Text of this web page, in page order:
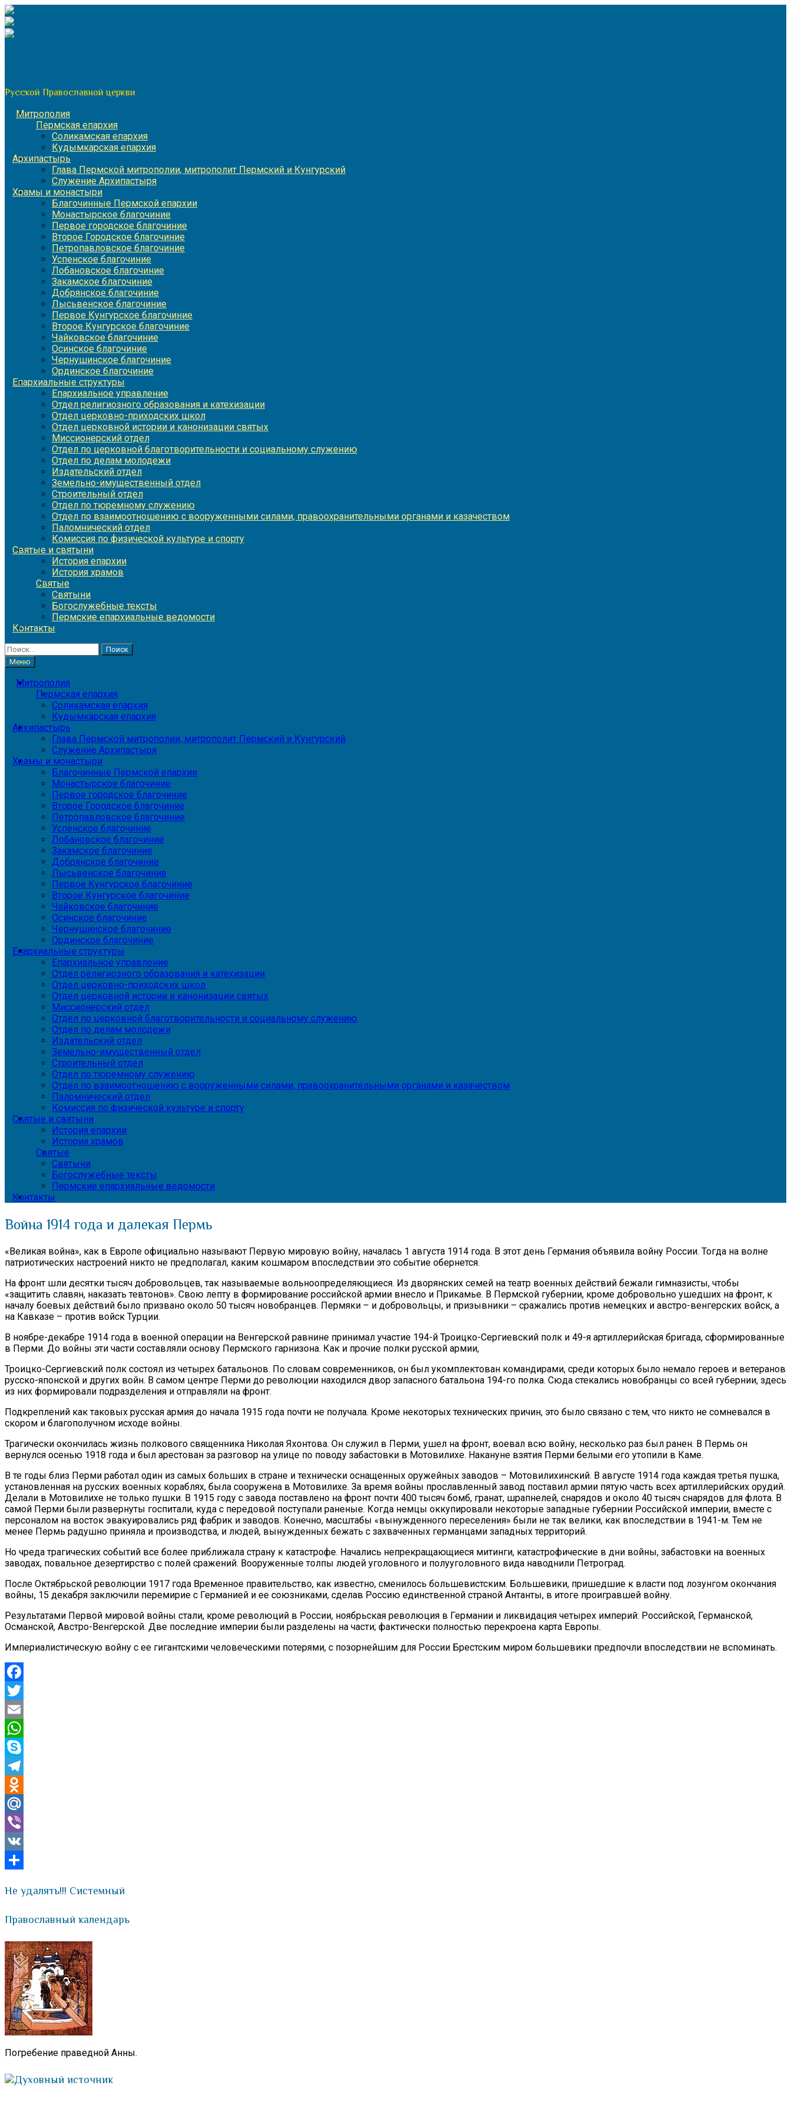
Перейти
к
содержимому
Русской Православной церкви
Митрополия
Пермская епархия
Соликамская епархия
Кудымкарская епархия
Архипастырь
Глава Пермской митрополии, митрополит Пермский и Кунгурский
Служение Архипастыря
Храмы и монастыри
Благочинные Пермской епархии
Монастырское благочиние
Первое городское благочиние
Второе Городское благочиние
Петропавловское благочиние
Успенское благочиние
Лобановское благочиние
Закамское благочиние
Добрянское благочиние
Лысьвенское благочиние
Первое Кунгурское благочиние
Второе Кунгурское благочиние
Чайковское благочиние
Осинское благочиние
Чернушинское благочиние
Ординское благочиние
Епархиальные структуры
Епархиальное управление
Отдел религиозного образования и катехизации
Отдел церковно-приходских школ
Отдел церковной истории и канонизации святых
Миссионерский отдел
Отдел по церковной благотворительности и социальному служению
Отдел по делам молодежи
Издательский отдел
Земельно-имущественный отдел
Строительный отдел
Отдел по тюремному служению
Отдел по взаимоотношению с вооруженными силами, правоохранительными органами и казачеством
Паломнический отдел
Комиссия по физической культуре и спорту
Святые и святыни
История епархии
История храмов
Святые
Святыни
Богослужебные тексты
Пермские епархиальные ведомости
Контакты
Найти:
Меню
Митрополия
Пермская епархия
Соликамская епархия
Кудымкарская епархия
Архипастырь
Глава Пермской митрополии, митрополит Пермский и Кунгурский
Служение Архипастыря
Храмы и монастыри
Благочинные Пермской епархии
Монастырское благочиние
Первое городское благочиние
Второе Городское благочиние
Петропавловское благочиние
Успенское благочиние
Лобановское благочиние
Закамское благочиние
Добрянское благочиние
Лысьвенское благочиние
Первое Кунгурское благочиние
Второе Кунгурское благочиние
Чайковское благочиние
Осинское благочиние
Чернушинское благочиние
Ординское благочиние
Епархиальные структуры
Епархиальное управление
Отдел религиозного образования и катехизации
Отдел церковно-приходских школ
Отдел церковной истории и канонизации святых
Миссионерский отдел
Отдел по церковной благотворительности и социальному служению
Отдел по делам молодежи
Издательский отдел
Земельно-имущественный отдел
Строительный отдел
Отдел по тюремному служению
Отдел по взаимоотношению с вооруженными силами, правоохранительными органами и казачеством
Паломнический отдел
Комиссия по физической культуре и спорту
Святые и святыни
История епархии
История храмов
Святые
Святыни
Богослужебные тексты
Пермские епархиальные ведомости
Контакты
Война 1914 года и далекая Пермь
«Великая война», как в Европе официально называют Первую мировую войну, началась 1 августа 1914 года. В этот день Германия объявила войну России. Тогда на волне
патриотических настроений никто не предполагал, каким кошмаром впоследствии это событие обернется.
На фронт шли десятки тысяч добровольцев, так называемые вольноопределяющиеся. Из дворянских семей на театр военных действий бежали гимназисты, чтобы
«защитить славян, наказать тевтонов». Свою лепту в формирование российской армии внесло и Прикамье. В Пермской губернии, кроме добровольно ушедших на фронт, к
началу боевых действий было призвано около 50 тысяч новобранцев. Пермяки – и добровольцы, и призывники – сражались против немецких и австро-венгерских войск, а
на Кавказе – против войск Турции.
В ноябре-декабре 1914 года в военной операции на Венгерской равнине принимал участие 194-й Троицко-Сергиевский полк и 49-я артиллерийская бригада, сформированные
в Перми. До войны эти части составляли основу Пермского гарнизона. Как и прочие полки русской армии,
Троицко-Сергиевский полк состоял из четырех батальонов. По словам современников, он был укомплектован командирами, среди которых было немало героев и ветеранов
русско-японской и других войн. В самом центре Перми до революции находился двор запасного батальона 194-го полка. Сюда стекались новобранцы со всей губернии, здесь
из них формировали подразделения и отправляли на фронт.
Подкреплений как таковых русская армия до начала 1915 года почти не получала. Кроме некоторых технических причин, это было связано с тем, что никто не сомневался в
скором и благополучном исходе войны.
Трагически окончилась жизнь полкового священника Николая Яхонтова. Он служил в Перми, ушел на фронт, воевал всю войну, несколько раз был ранен. В Пермь он
вернулся осенью 1918 года и был арестован за разговор на улице по поводу забастовки в Мотовилихе. Накануне взятия Перми белыми его утопили в Каме.
В те годы близ Перми работал один из самых больших в стране и технически оснащенных оружейных заводов – Мотовилихинский. В августе 1914 года каждая третья пушка,
установленная на русских военных кораблях, была сооружена в Мотовилихе. За время войны прославленный завод поставил армии пятую часть всех артиллерийских орудий.
Делали в Мотовилихе не только пушки. В 1915 году с завода поставлено на фронт почти 400 тысяч бомб, гранат, шрапнелей, снарядов и около 40 тысяч снарядов для флота. В
самой Перми были развернуты госпитали, куда с передовой поступали раненые. Когда немцы оккупировали некоторые западные губернии Российской империи, вместе с
персоналом на восток эвакуировались ряд фабрик и заводов. Конечно, масштабы «вынужденного переселения» были не так велики, как впоследствии в 1941-м. Тем не
менее Пермь радушно приняла и производства, и людей, вынужденных бежать с захваченных германцами западных территорий.
Но чреда трагических событий все более приближала страну к катастрофе. Начались непрекращающиеся митинги, катастрофические в дни войны, забастовки на военных
заводах, повальное дезертирство с полей сражений. Вооруженные толпы людей уголовного и полууголовного вида наводнили Петроград.
После Октябрьской революции 1917 года Временное правительство, как известно, сменилось большевистским. Большевики, пришедшие к власти под лозунгом окончания
войны, 15 декабря заключили перемирие с Германией и ее союзниками, сделав Россию единственной страной Антанты, в итоге проигравшей войну.
Результатами Первой мировой войны стали, кроме революций в России, ноябрьская революция в Германии и ликвидация четырех империй: Российской, Германской,
Османской, Австро-Венгерской. Две последние империи были разделены на части; фактически полностью перекроена карта Европы.
Империалистическую войну с ее гигантскими человеческими потерями, с позорнейшим для России Брестским миром большевики предпочли впоследствии не вспоминать.
Facebook
Twitter
Email
WhatsApp
Skype
Telegram
Odnoklassniki
Mail.Ru
Viber
VK
Не удалять!!! Системный
Православный календарь
Погребение праведной Анны.
Духовный источник